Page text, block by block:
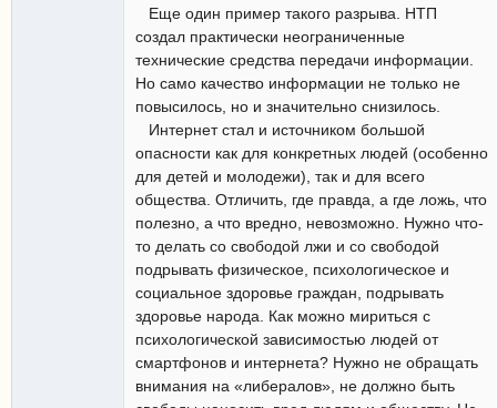
Еще один пример такого разрыва. НТП
создал практически неограниченные
технические средства передачи информации.
Но само качество информации не только не
повысилось, но и значительно снизилось.
Интернет стал и источником большой
опасности как для конкретных людей (особенно
для детей и молодежи), так и для всего
общества. Отличить, где правда, а где ложь, что
полезно, а что вредно, невозможно. Нужно что-
то делать со свободой лжи и со свободой
подрывать физическое, психологическое и
социальное здоровье граждан, подрывать
здоровье народа. Как можно мириться с
психологической зависимостью людей от
смартфонов и интернета? Нужно не обращать
внимания на «либералов», не должно быть